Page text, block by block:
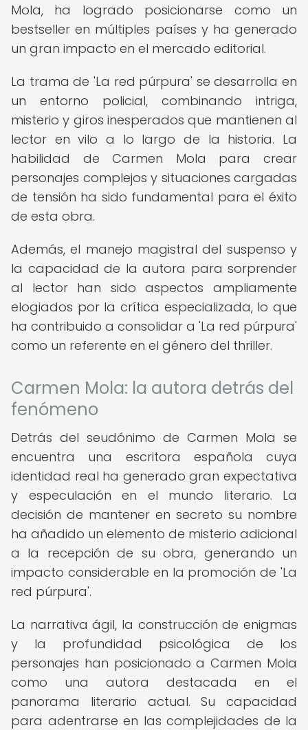
Mola, ha logrado posicionarse como un
bestseller en múltiples países y ha generado
un gran impacto en el mercado editorial.
La trama de 'La red púrpura' se desarrolla en
un entorno policial, combinando intriga,
misterio y giros inesperados que mantienen al
lector en vilo a lo largo de la historia. La
habilidad de Carmen Mola para crear
personajes complejos y situaciones cargadas
de tensión ha sido fundamental para el éxito
de esta obra.
Además, el manejo magistral del suspenso y
la capacidad de la autora para sorprender
al lector han sido aspectos ampliamente
elogiados por la crítica especializada, lo que
ha contribuido a consolidar a 'La red púrpura'
como un referente en el género del thriller.
Carmen Mola: la autora detrás del
fenómeno
Detrás del seudónimo de Carmen Mola se
encuentra una escritora española cuya
identidad real ha generado gran expectativa
y especulación en el mundo literario. La
decisión de mantener en secreto su nombre
ha añadido un elemento de misterio adicional
a la recepción de su obra, generando un
impacto considerable en la promoción de 'La
red púrpura'.
La narrativa ágil, la construcción de enigmas
y la profundidad psicológica de los
personajes han posicionado a Carmen Mola
como una autora destacada en el
panorama literario actual. Su capacidad
para adentrarse en las complejidades de la